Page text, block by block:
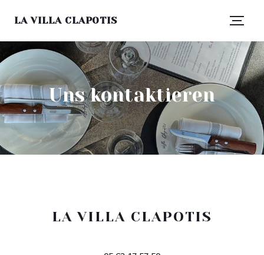
LA VILLA CLAPOTIS
Uns kontaktieren
LA VILLA CLAPOTIS